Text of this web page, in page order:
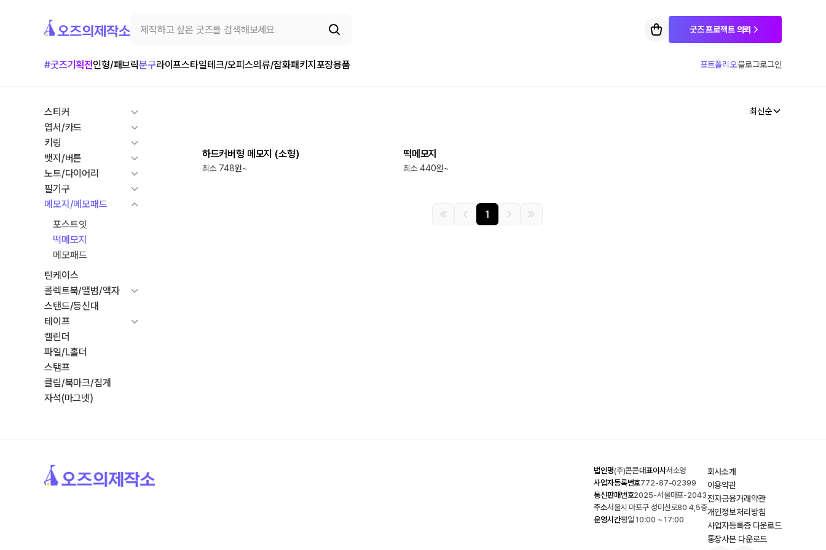
굿즈 프로젝트 의뢰
#굿즈기획전인형/패브릭문구라이프스타일테크/오피스의류/잡화패키지 포장용품 포트폴리오블로그로그인
스티커
엽서/카드
키링
뱃지/버튼
노트/다이어리
필기구
메모지/메모패드
포스트잇
떡메모지
메모패드
틴케이스
콜렉트북/앨범/액자
스탠드/등신대
테이프
캘린더
파일/L홀더
스탬프
클립/북마크/집게
자석(마그넷)
최신순
하드커버형 메모지 (소형)
최소 748원~
떡메모지
최소 440원~
1
법인명(주)콘콘대표이사서소영
사업자등록번호772-87-02399
통신판매번호2025-서울마포-2043
주소서울시 마포구 성미산로80 4,5층
운영시간평일 10:00 ~ 17:00
회사소개
이용약관
전자금융거래약관
개인정보처리방침
사업자등록증 다운로드
통장사본 다운로드